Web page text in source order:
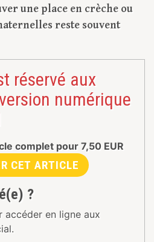
une place en crèche ou
reste souvent
réservé aux
numérique
complet pour 7,50 EUR
CET ARTICLE
?
accéder en ligne aux